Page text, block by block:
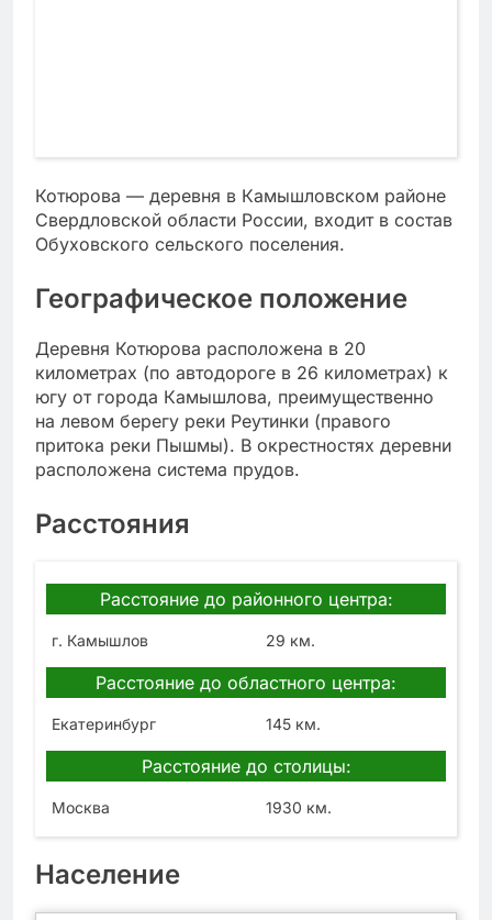
Котюрова — деревня в Камышловском районе
Свердловской области России, входит в состав
Обуховского сельского поселения.
Географическое положение
Деревня Котюрова расположена в 20
километрах (по автодороге в 26 километрах) к
югу от города Камышлова, преимущественно
на левом берегу реки Реутинки (правого
притока реки Пышмы). В окрестностях деревни
расположена система прудов.
Расстояния
Расстояние до районного центра:
г. Камышлов 29 км.
Расстояние до областного центра:
Екатеринбург 145 км.
Расстояние до столицы:
Москва 1930 км.
Население